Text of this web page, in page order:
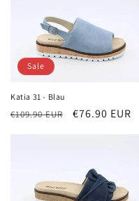
Sale
Katia 31 - Blau
Normaler
€109.90 EUR Verkaufspreis
€76.90 EUR